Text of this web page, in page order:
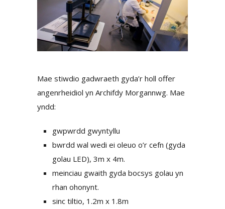
Mae stiwdio gadwraeth gyda’r holl offer
angenrheidiol yn Archifdy Morgannwg. Mae
yndd:
gwpwrdd gwyntyllu
bwrdd wal wedi ei oleuo o’r cefn (gyda
golau LED), 3m x 4m.
meinciau gwaith gyda bocsys golau yn
rhan ohonynt.
sinc tiltio, 1.2m x 1.8m